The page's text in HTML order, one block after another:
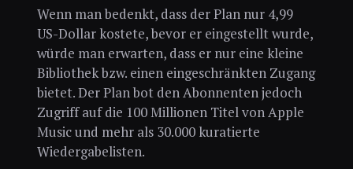
Wenn man bedenkt, dass der Plan nur 4,99
US-Dollar kostete, bevor er eingestellt wurde,
würde man erwarten, dass er nur eine kleine
Bibliothek bzw. einen eingeschränkten Zugang
bietet. Der Plan bot den Abonnenten jedoch
Zugriff auf die 100 Millionen Titel von Apple
Music und mehr als 30.000 kuratierte
Wiedergabelisten.